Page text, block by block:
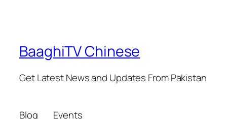
BaaghiTV Chinese
Get Latest News and Updates From Pakistan
Blog Events